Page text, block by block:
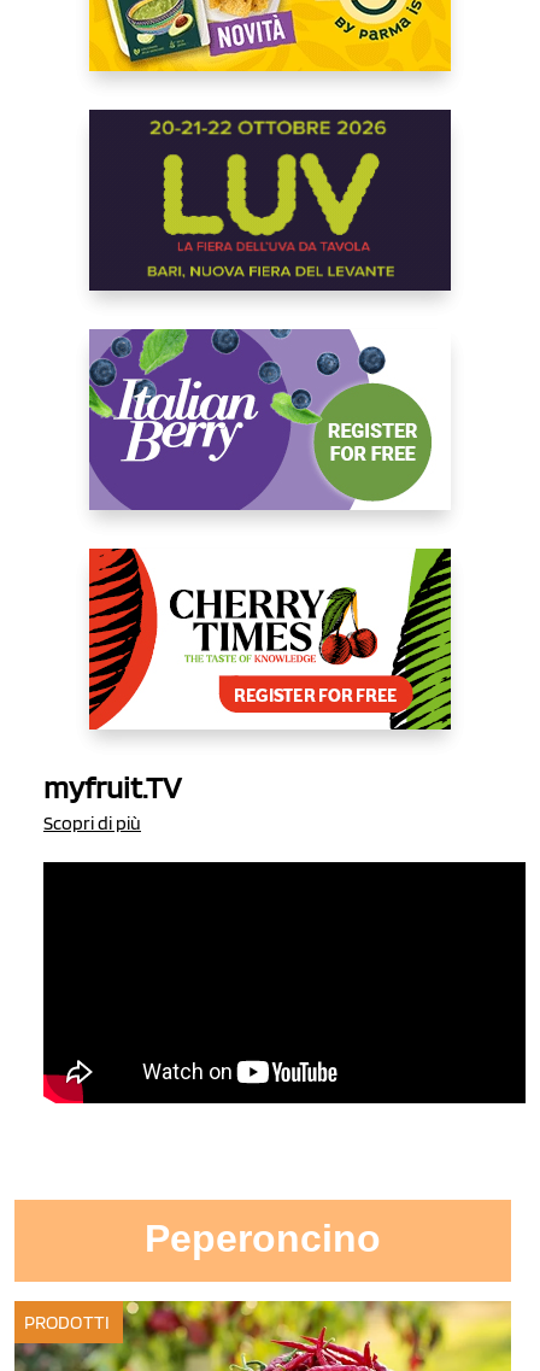
myfruit.TV
Scopri di più
Peperoncino
PRODOTTI